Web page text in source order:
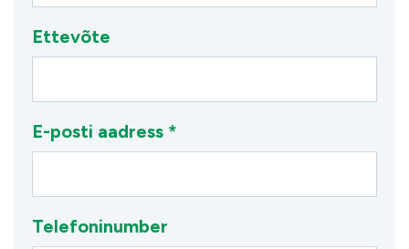
Ettevõte
E-posti aadress *
Telefoninumber